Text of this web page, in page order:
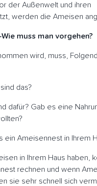
der Außenwelt und ihren
werden die Ameisen
muss man vorgehen?
wird, muss,
das?
dafür? Gab es eine
ein Ameisennest in Ihrem
in Ihrem Haus haben,
rechnen und wenn
sie sehr schnell sich